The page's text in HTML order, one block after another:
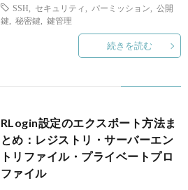
SSH
セキュリティ パーミッション
公開
鍵
秘密鍵 鍵管理
続きを読む
RLogin設定のエクスポート方法ま
とめ：レジストリ・サーバーエン
トリファイル・プライベートプロ
ファイル